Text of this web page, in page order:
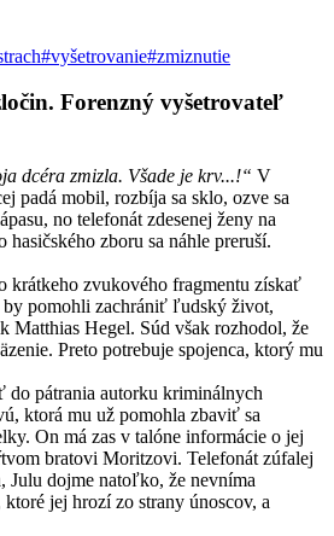
#vyšetrovanie#zmiznutie
Forenzný vyšetrovateľ
dcéra zmizla. Všade je krv...!“ V
padá mobil, rozbíja sa sklo, ozve sa
no telefonát zdesenej ženy na
zboru sa náhle preruší.
krátkeho zvukového fragmentu získať
by pomohli zachrániť ľudský život,
Matthias Hegel. Súd však rozhodol, že
Preto potrebuje spojenca, ktorý mu
do pátrania autorku kriminálnych
ktorá mu už pomohla zbaviť sa
On má zas v talóne informácie o jej
bratovi Moritzovi. Telefonát zúfalej
Julu dojme natoľko, že nevníma
jej hrozí zo strany únoscov, a